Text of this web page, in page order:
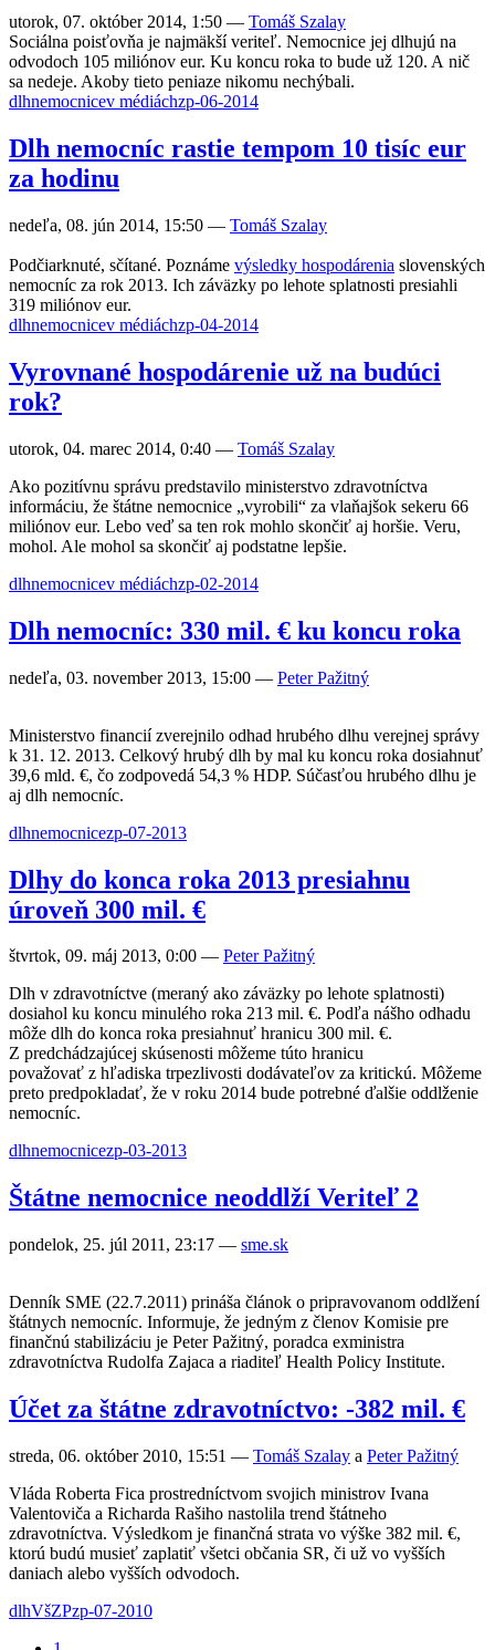
utorok, 07. október 2014, 1:50 — Tomáš Szalay
Sociálna poisťovňa je najmäkší veriteľ. Nemocnice jej dlhujú na
odvodoch 105 miliónov eur. Ku koncu roka to bude už 120. A nič
sa nedeje. Akoby tieto peniaze nikomu nechýbali.
dlhnemocnicev médiáchzp-06-2014
Dlh nemocníc rastie tempom 10 tisíc eur
za hodinu
nedeľa, 08. jún 2014, 15:50 — Tomáš Szalay
Podčiarknuté, sčítané. Poznáme výsledky hospodárenia slovenských
nemocníc za rok 2013. Ich záväzky po lehote splatnosti presiahli
319 miliónov eur.
dlhnemocnicev médiáchzp-04-2014
Vyrovnané hospodárenie už na budúci
rok?
utorok, 04. marec 2014, 0:40 — Tomáš Szalay
Ako pozitívnu správu predstavilo ministerstvo zdravotníctva
informáciu, že štátne nemocnice „vyrobili“ za vlaňajšok sekeru 66
miliónov eur. Lebo veď sa ten rok mohlo skončiť aj horšie. Veru,
mohol. Ale mohol sa skončiť aj podstatne lepšie.
dlhnemocnicev médiáchzp-02-2014
Dlh nemocníc: 330 mil. € ku koncu roka
nedeľa, 03. november 2013, 15:00 — Peter Pažitný
Ministerstvo financií zverejnilo odhad hrubého dlhu verejnej správy
k 31. 12. 2013. Celkový hrubý dlh by mal ku koncu roka dosiahnuť
39,6 mld. €, čo zodpovedá 54,3 % HDP. Súčasťou hrubého dlhu je
aj dlh nemocníc.
dlhnemocnicezp-07-2013
Dlhy do konca roka 2013 presiahnu
úroveň 300 mil. €
štvrtok, 09. máj 2013, 0:00 — Peter Pažitný
Dlh v zdravotníctve (meraný ako záväzky po lehote splatnosti)
dosiahol ku koncu minulého roka 213 mil. €. Podľa nášho odhadu
môže dlh do konca roka presiahnuť hranicu 300 mil. €.
Z predchádzajúcej skúsenosti môžeme túto hranicu
považovať z hľadiska trpezlivosti dodávateľov za kritickú. Môžeme
preto predpokladať, že v roku 2014 bude potrebné ďalšie oddlženie
nemocníc.
dlhnemocnicezp-03-2013
Štátne nemocnice neoddlží Veriteľ 2
pondelok, 25. júl 2011, 23:17 — sme.sk
Denník SME (22.7.2011) prináša článok o pripravovanom oddlžení
štátnych nemocníc. Informuje, že jedným z členov Komisie pre
finančnú stabilizáciu je Peter Pažitný, poradca exministra
zdravotníctva Rudolfa Zajaca a riaditeľ Health Policy Institute.
Účet za štátne zdravotníctvo: -382 mil. €
streda, 06. október 2010, 15:51 — Tomáš Szalay a Peter Pažitný
Vláda Roberta Fica prostredníctvom svojich ministrov Ivana
Valentoviča a Richarda Rašiho nastolila trend štátneho
zdravotníctva. Výsledkom je finančná strata vo výške 382 mil. €,
ktorú budú musieť zaplatiť všetci občania SR, či už vo vyšších
daniach alebo vyšších odvodoch.
dlhVšZPzp-07-2010